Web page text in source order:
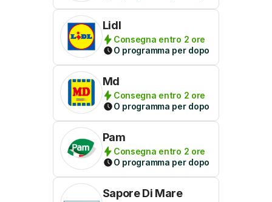
Lidl
Consegna entro 2 ore
O programma per dopo
Md
Consegna entro 2 ore
O programma per dopo
Pam
Consegna entro 2 ore
O programma per dopo
Sapore Di Mare